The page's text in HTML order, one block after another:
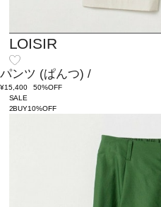
LOISIR
パンツ (ぱんつ) /
¥15,400
50%OFF
SALE
2BUY10%OFF